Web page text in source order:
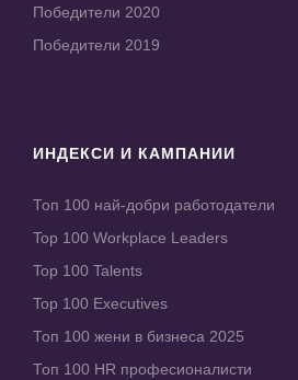
Победители 2020
Победители 2019
ИНДЕКСИ И КАМПАНИИ
Топ 100 най-добри работодатели
Top 100 Workplace Leaders
Top 100 Talents
Top 100 Executives
Топ 100 жени в бизнеса 2025
Топ 100 HR професионалисти